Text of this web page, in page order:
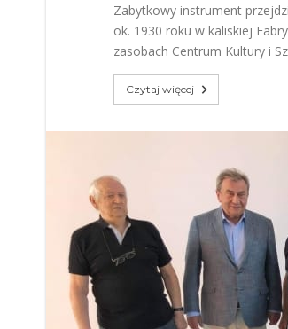
Zabytkowy instrument
ok. 1930 roku w kaliskiej
zasobach Centrum Kultury i
Czytaj więcej